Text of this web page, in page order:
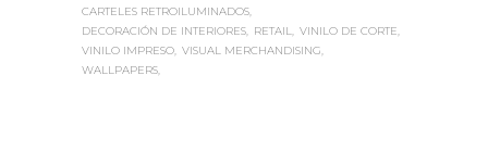
CARTELES RETROILUMINADOS
DECORACIÓN DE INTERIORES
RETAIL VINILO DE CORTE
VINILO IMPRESO VISUAL MERCHANDISING
WALLPAPERS